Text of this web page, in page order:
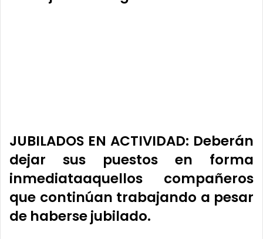
JUBILADOS EN ACTIVIDAD: Deberán
dejar sus puestos en forma
inmediataaquellos compañeros
que continúan trabajando a pesar
de haberse jubilado.